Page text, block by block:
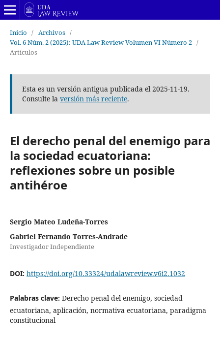
Inicio / Archivos /
Vol. 6 Núm. 2 (2025): UDA Law Review Volumen VI Número 2 /
Artículos
Esta es un versión antigua publicada el 2025-11-19.
Consulte la versión más reciente.
El derecho penal del enemigo para
la sociedad ecuatoriana:
reflexiones sobre un posible
antihéroe
Sergio Mateo Ludeña-Torres
Gabriel Fernando Torres-Andrade
Investigador Independiente
DOI: https://doi.org/10.33324/udalawreview.v6i2.1032
Palabras clave: Derecho penal del enemigo, sociedad
ecuatoriana, aplicación, normativa ecuatoriana, paradigma
constitucional